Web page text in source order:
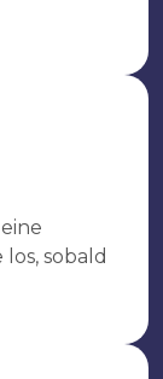
sobald